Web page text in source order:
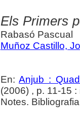
Els Primers
Rabasó Pascual
Muñoz Castillo,
En:Anjub :
(2006) , p. 11-15 :
Notes.